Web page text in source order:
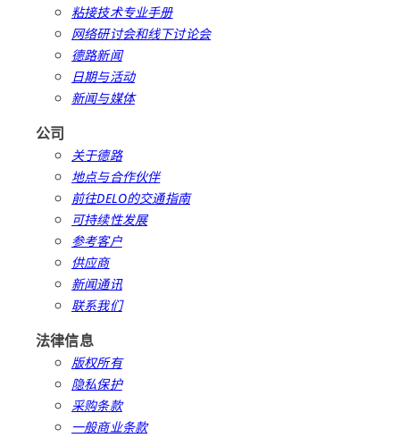
粘接技术专业手册
网络研讨会和线下讨论会
德路新闻
日期与活动
新闻与媒体
公司
关于德路
地点与合作伙伴
前往DELO的交通指南
可持续性发展
参考客户
供应商
新闻通讯
联系我们
法律信息
版权所有
隐私保护
采购条款
一般商业条款